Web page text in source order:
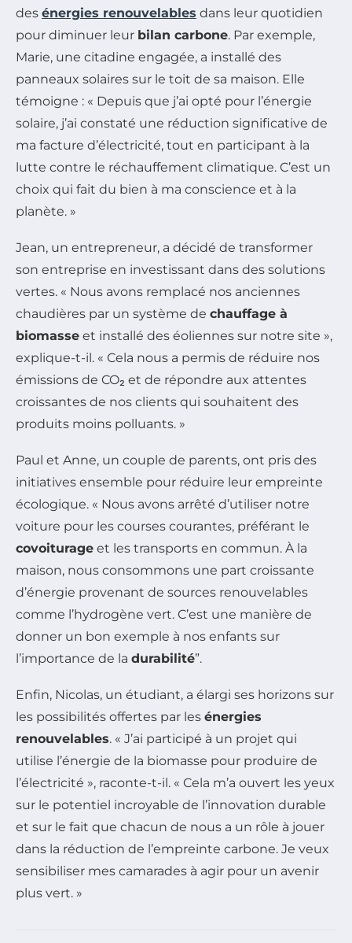
des énergies renouvelables dans leur quotidien
pour diminuer leur bilan carbone. Par exemple,
Marie, une citadine engagée, a installé des
panneaux solaires sur le toit de sa maison. Elle
témoigne : « Depuis que j’ai opté pour l’énergie
solaire, j’ai constaté une réduction significative de
ma facture d’électricité, tout en participant à la
lutte contre le réchauffement climatique. C’est un
choix qui fait du bien à ma conscience et à la
planète. »
Jean, un entrepreneur, a décidé de transformer
son entreprise en investissant dans des solutions
vertes. « Nous avons remplacé nos anciennes
chaudières par un système de chauffage à
biomasse et installé des éoliennes sur notre site »,
explique-t-il. « Cela nous a permis de réduire nos
émissions de CO₂ et de répondre aux attentes
croissantes de nos clients qui souhaitent des
produits moins polluants. »
Paul et Anne, un couple de parents, ont pris des
initiatives ensemble pour réduire leur empreinte
écologique. « Nous avons arrêté d’utiliser notre
voiture pour les courses courantes, préférant le
covoiturage et les transports en commun. À la
maison, nous consommons une part croissante
d’énergie provenant de sources renouvelables
comme l’hydrogène vert. C’est une manière de
donner un bon exemple à nos enfants sur
l’importance de la durabilité”.
Enfin, Nicolas, un étudiant, a élargi ses horizons sur
les possibilités offertes par les énergies
renouvelables. « J’ai participé à un projet qui
utilise l’énergie de la biomasse pour produire de
l’électricité », raconte-t-il. « Cela m’a ouvert les yeux
sur le potentiel incroyable de l’innovation durable
et sur le fait que chacun de nous a un rôle à jouer
dans la réduction de l’empreinte carbone. Je veux
sensibiliser mes camarades à agir pour un avenir
plus vert. »